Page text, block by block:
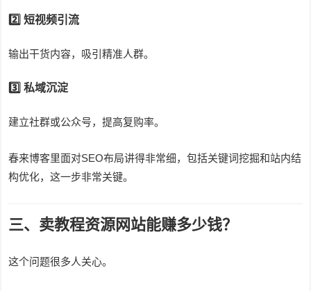
2️⃣ 短视频引流
输出干货内容，吸引精准人群。
3️⃣ 私域沉淀
建立社群或公众号，提高复购率。
春来博客里面对SEO布局讲得非常细，包括关键词挖掘和站内结
构优化，这一步非常关键。
三、卖教程资源网站能赚多少钱？
这个问题很多人关心。